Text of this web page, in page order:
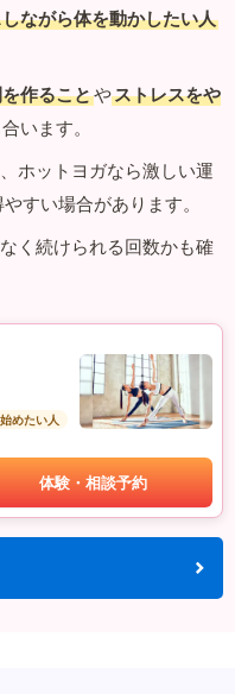
ながら体を動かしたい人
作ることやストレスをや
います。
ホットヨガなら激しい運
やすい場合があります。
く続けられる回数かも確
めたい人
体験・相談予約